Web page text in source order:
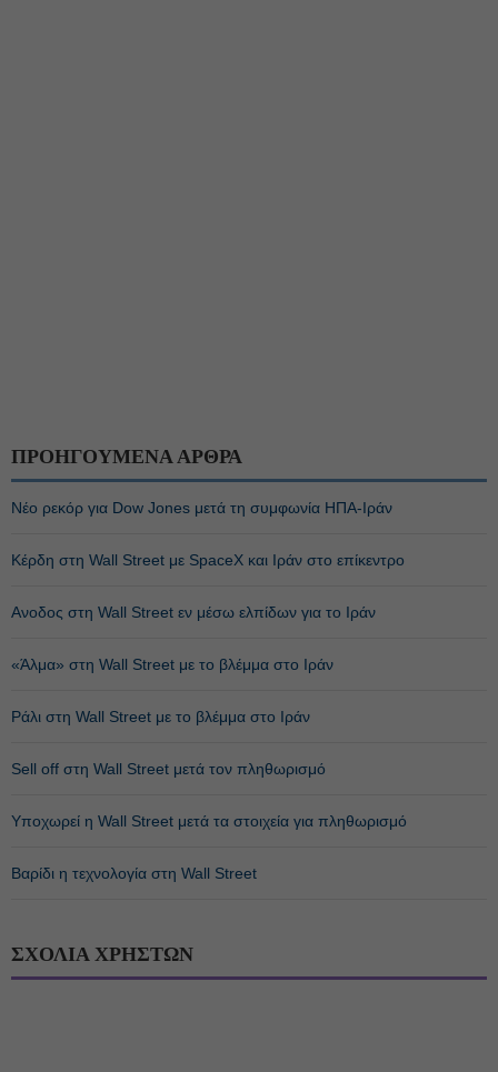
ΠΡΟΗΓΟΥΜΕΝΑ ΑΡΘΡΑ
Νέο ρεκόρ για Dow Jones μετά τη συμφωνία ΗΠΑ-Ιράν
Κέρδη στη Wall Street με SpaceX και Ιράν στο επίκεντρο
Ανοδος στη Wall Street εν μέσω ελπίδων για το Ιράν
«Άλμα» στη Wall Street με το βλέμμα στο Ιράν
Ράλι στη Wall Street με το βλέμμα στο Ιράν
Sell off στη Wall Street μετά τον πληθωρισμό
Υποχωρεί η Wall Street μετά τα στοιχεία για πληθωρισμό
Βαρίδι η τεχνολογία στη Wall Street
ΣΧΟΛΙΑ ΧΡΗΣΤΩΝ